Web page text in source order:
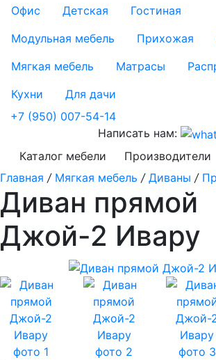
Офис Детская
Гостиная
Модульная мебель
Прихожая
Мягкая мебель
Матрасы
Кухни
Для дачи
+7 (950) 007-54-14
Написать нам:
Каталог мебели
Производители
Главная / Мягкая мебель / Диваны /
Диван прямой
Джой-2 Ивару